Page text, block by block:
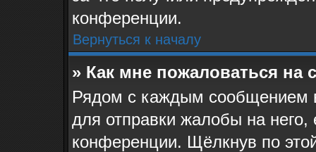
конференции.
Вернуться к началу
» Как мне пожаловаться на
Рядом с каждым сообщением
для отправки жалобы на
конференции. Щёлкнув по